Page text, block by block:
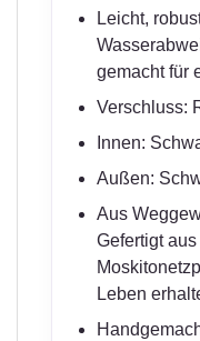
Leicht,
gemacht für
Verschluss:
Innen:
Außen:
Aus
Gefertigt
Leben